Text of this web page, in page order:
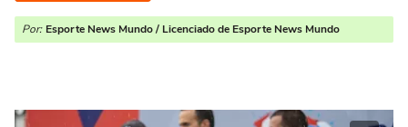
Por: Esporte News Mundo / Licenciado de Esporte News Mundo